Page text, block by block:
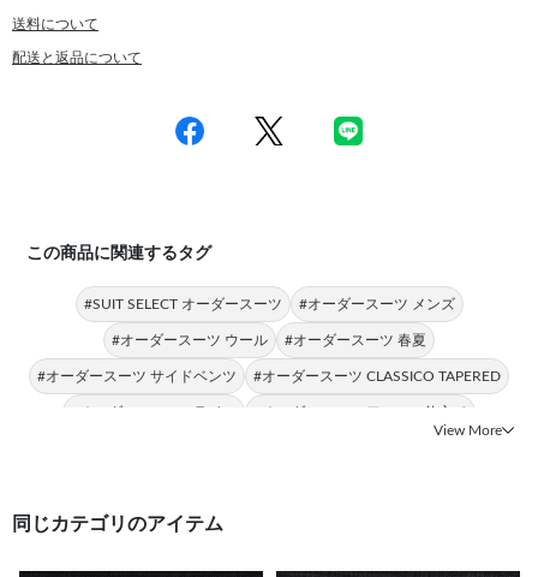
送料について
配送と返品について
この商品に関連するタグ
#SUIT SELECT オーダースーツ #オーダースーツ メンズ
#オーダースーツ ウール #オーダースーツ 春夏
#オーダースーツ サイドベンツ #オーダースーツ CLASSICO TAPERED
#オーダースーツ Aライン #オーダースーツ アンコン仕立て
View More
同じカテゴリのアイテム